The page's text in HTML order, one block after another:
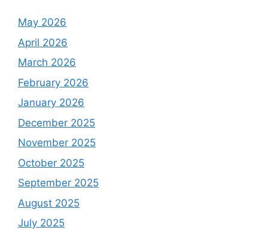
May 2026
April 2026
March 2026
February 2026
January 2026
December 2025
November 2025
October 2025
September 2025
August 2025
July 2025